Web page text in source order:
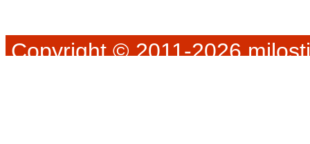
Copyright © 2011-2026